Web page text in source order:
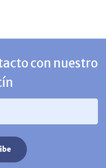
con nuestro